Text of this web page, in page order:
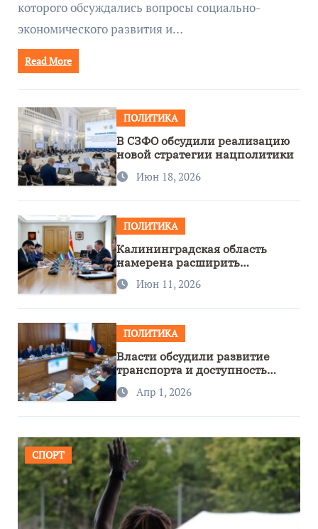
которого обсуждались вопросы социально-
экономического развития и…
Read More
ПОЛИТИКА
В СЗФО обсудили реализацию
новой стратегии нацполитики
Июн 18, 2026
ПОЛИТИКА
Калининградская область
намерена расширить
сотрудничество с Узбекистаном
Июн 11, 2026
ПОЛИТИКА
Власти обсудили развитие
транспорта и доступность
региона
Апр 1, 2026
СПОРТ